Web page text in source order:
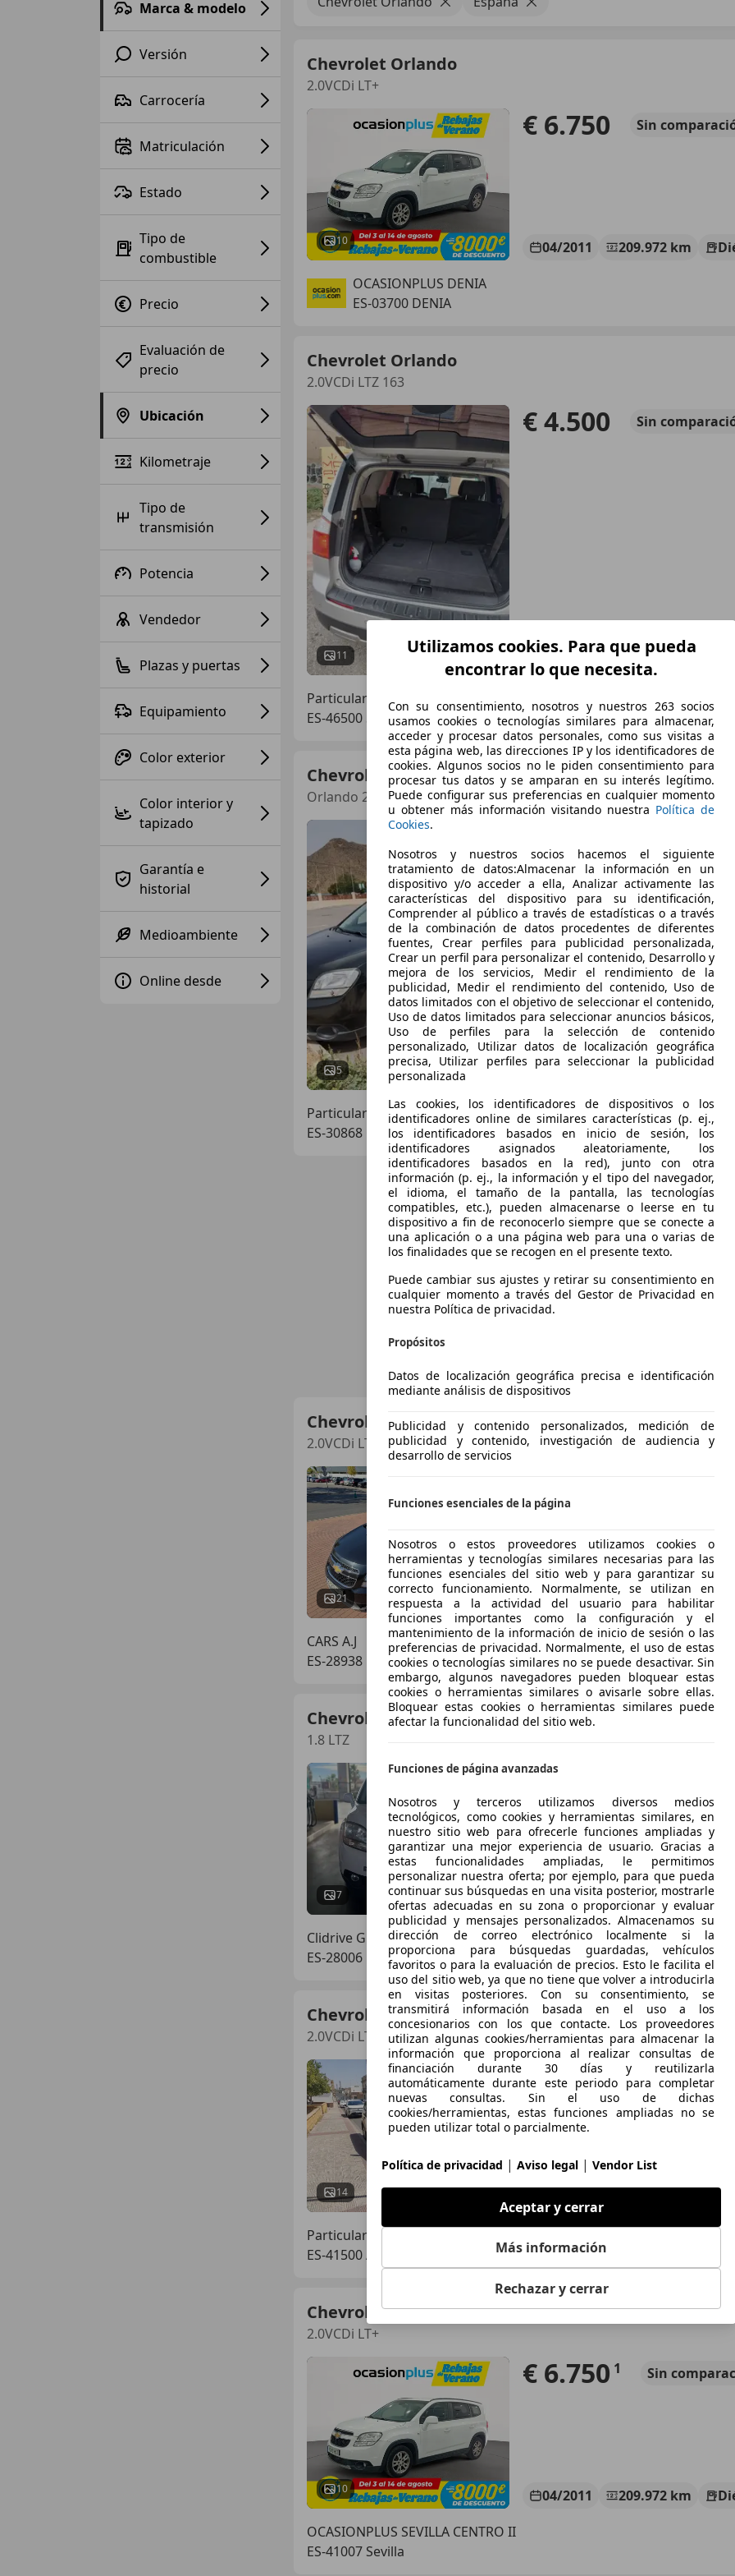
Marca & modelo
Versión
Carrocería
Matriculación
Estado
Tipo de
combustible
Precio
Evaluación de
precio
Ubicación
Kilometraje
Tipo de
transmisión
Potencia
Vendedor
Plazas y puertas
Equipamiento
Color exterior
Color interior y
tapizado
Garantía e
historial
Medioambiente
Online desde
Chevrolet Orlando
2.0VCDi LT+
10
€ 6.750 Sin
04/2011 209.972 km
OCASIONPLUS DENIA
ES-03700 DENIA
Chevrolet Orlando
2.0VCDi LTZ 163
11
€ 4.500 Sin
06/2012 296.000 km
Particular
ES-46500 Sagunt/Sagunto
Chevrolet Orlando
Orlando 2.0VCDi LTZ 163 LTZ
5
Particular
ES-30868 Cartagena
Chevrolet Orlando
2.0VCDi LTZ 163
21 03/2012 129.000 km
CARS A.J
ES-28938 MOSTOLES
Chevrolet Orlando
1.8 LTZ
7
€ 4.500
04/2011 192.000 km
Clidrive Group
ES-28006 MADRID
Chevrolet Orlando
2.0VCDi LTZ 130
14
€ 6.200 Sin
Particular
ES-41500 Alcalá de Guadaíra
Chevrolet Orlando
2.0VCDi LT+
10
€ 6.750 1 Sin
04/2011 209.972 km
OCASIONPLUS SEVILLA CENTRO II
ES-41007 Sevilla
Utilizamos cookies. Para que pueda
encontrar lo que necesita.
Con su consentimiento, nosotros y nuestros 263 socios
usamos cookies o tecnologías similares para almacenar,
acceder y procesar datos personales, como sus visitas a
esta página web, las direcciones IP y los identificadores de
cookies. Algunos socios no le piden consentimiento para
procesar tus datos y se amparan en su interés legítimo.
Puede configurar sus preferencias en cualquier momento
u obtener más información visitando nuestra Política de
Cookies.
Nosotros y nuestros socios hacemos el siguiente
tratamiento de datos:Almacenar la información en un
dispositivo y/o acceder a ella, Analizar activamente las
características del dispositivo para su identificación,
Comprender al público a través de estadísticas o a través
de la combinación de datos procedentes de diferentes
fuentes, Crear perfiles para publicidad personalizada,
Crear un perfil para personalizar el contenido, Desarrollo y
mejora de los servicios, Medir el rendimiento de la
publicidad, Medir el rendimiento del contenido, Uso de
datos limitados con el objetivo de seleccionar el contenido,
Uso de datos limitados para seleccionar anuncios básicos,
Uso de perfiles para la selección de contenido
personalizado, Utilizar datos de localización geográfica
precisa, Utilizar perfiles para seleccionar la publicidad
personalizada
Las cookies, los identificadores de dispositivos o los
identificadores online de similares características (p. ej.,
los identificadores basados en inicio de sesión, los
identificadores asignados aleatoriamente, los
identificadores basados en la red), junto con otra
información (p. ej., la información y el tipo del navegador,
el idioma, el tamaño de la pantalla, las tecnologías
compatibles, etc.), pueden almacenarse o leerse en tu
dispositivo a fin de reconocerlo siempre que se conecte a
una aplicación o a una página web para una o varias de
los finalidades que se recogen en el presente texto.
Puede cambiar sus ajustes y retirar su consentimiento en
cualquier momento a través del Gestor de Privacidad en
nuestra Política de privacidad.
Propósitos
Datos de localización geográfica precisa e identificación
mediante análisis de dispositivos
Publicidad y contenido personalizados, medición de
publicidad y contenido, investigación de audiencia y
desarrollo de servicios
Funciones esenciales de la página
Nosotros o estos proveedores utilizamos cookies o
herramientas y tecnologías similares necesarias para las
funciones esenciales del sitio web y para garantizar su
correcto funcionamiento. Normalmente, se utilizan en
respuesta a la actividad del usuario para habilitar
funciones importantes como la configuración y el
mantenimiento de la información de inicio de sesión o las
preferencias de privacidad. Normalmente, el uso de estas
cookies o tecnologías similares no se puede desactivar. Sin
embargo, algunos navegadores pueden bloquear estas
cookies o herramientas similares o avisarle sobre ellas.
Bloquear estas cookies o herramientas similares puede
afectar la funcionalidad del sitio web.
Funciones de página avanzadas
Nosotros y terceros utilizamos diversos medios
tecnológicos, como cookies y herramientas similares, en
nuestro sitio web para ofrecerle funciones ampliadas y
garantizar una mejor experiencia de usuario. Gracias a
estas funcionalidades ampliadas, le permitimos
personalizar nuestra oferta; por ejemplo, para que pueda
continuar sus búsquedas en una visita posterior, mostrarle
ofertas adecuadas en su zona o proporcionar y evaluar
publicidad y mensajes personalizados. Almacenamos su
dirección de correo electrónico localmente si la
proporciona para búsquedas guardadas, vehículos
favoritos o para la evaluación de precios. Esto le facilita el
uso del sitio web, ya que no tiene que volver a introducirla
en visitas posteriores. Con su consentimiento, se
transmitirá información basada en el uso a los
concesionarios con los que contacte. Los proveedores
utilizan algunas cookies/herramientas para almacenar la
información que proporciona al realizar consultas de
financiación durante 30 días y reutilizarla
automáticamente durante este periodo para completar
nuevas consultas. Sin el uso de dichas
cookies/herramientas, estas funciones ampliadas no se
pueden utilizar total o parcialmente.
Política de privacidad | Aviso legal | Vendor List
Aceptar y cerrar
Más información
Rechazar y cerrar